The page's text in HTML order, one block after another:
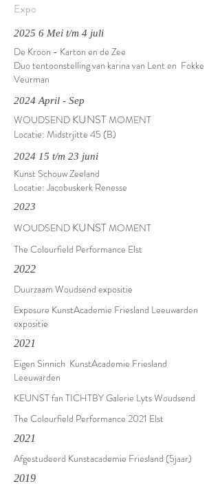
Expo
2025 6 Mei t/m 4 juli
De Kroon - Karton en de Zee
Duo tentoonstelling van karina van Lent en Fokke
Veurman
2024 April - Sep
WOUDSEND KUNSTMOMENT
Locatie: Midstrjitte 45 (B)
2024 15 t/m 23 juni
Kunst Schouw Zeeland
Locatie: Jacobuskerk Renesse
2023
WOUDSEND KUNSTMOMENT
The Colourfield Performance Elst
2022
Duurzaam Woudsend expositie
Exposure KunstAcademie Friesland Leeuwarden
expositie
2021
Eigen Sinnich KunstAcademie Friesland
Leeuwarden
KEUNST fan TICHTBY Galerie Lyts Woudsend
The Colourfield Performance 2021 Elst
2021
Afgestudeerd Kunstacademie Friesland (5jaar)
2019